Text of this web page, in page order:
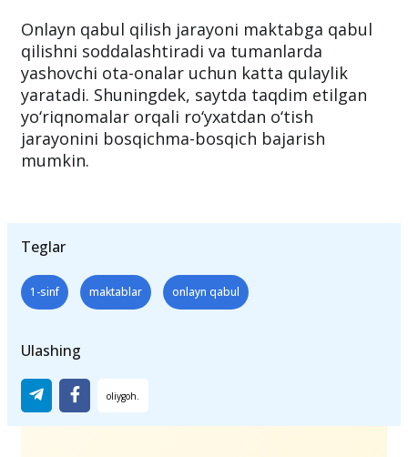
Onlayn qabul qilish jarayoni maktabga qabul
qilishni soddalashtiradi va tumanlarda
yashovchi ota-onalar uchun katta qulaylik
yaratadi. Shuningdek, saytda taqdim etilgan
yo‘riqnomalar orqali ro‘yxatdan o‘tish
jarayonini bosqichma-bosqich bajarish
mumkin.
Teglar
1-sinf maktablar onlayn qabul
Ulashing